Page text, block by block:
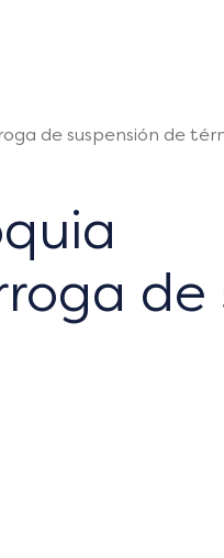
de suspensión de
de